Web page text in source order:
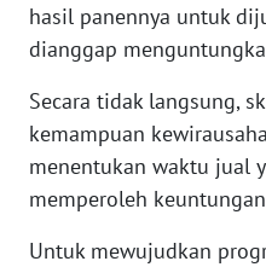
hasil panennya untuk
dianggap
Secara tidak langsung,
kemampuan
menentukan waktu jual
memperoleh
Untuk mewujudkan
WN
BABEL
SUMBAR
WN